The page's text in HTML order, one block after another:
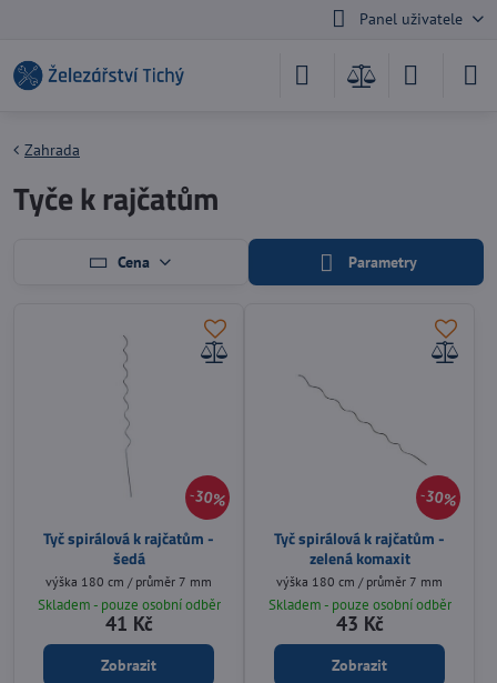
Panel uživatele
Zahrada
Tyče k rajčatům
Cena Parametry
30%
Tyč spirálová k rajčatům -
šedá
výška 180 cm / průměr 7 mm
Skladem - pouze osobní odběr
41 Kč
Zobrazit
30%
Tyč spirálová k rajčatům -
zelená komaxit
výška 180 cm / průměr 7 mm
Skladem - pouze osobní odběr
43 Kč
Zobrazit